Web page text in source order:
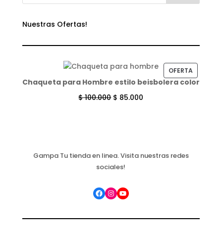
Nuestras Ofertas!
OFERTA
EN
Chaqueta para Hombre estilo beisbolera color
$100.000 $ 85.000
Gampa Tu tienda en linea. Visita nuestras redes
sociales!
Facebook
Instagram
YouTube